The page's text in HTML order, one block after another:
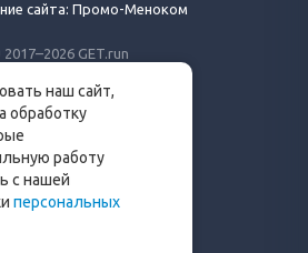
GET.run
с ❤ бегунами
для бегунов
канал Get.run
Беговой чат в Телеграм
info@get.run
сайта: Промо-Меноком
наш сайт,
обработку
работу
с нашей
персональных